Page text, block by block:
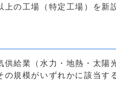
の工場（特定工場）を新
給業（水力・地熱・太陽
規模がいずれかに該当す